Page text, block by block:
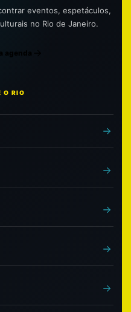
eventos, espetáculos,
no Rio de Janeiro.
agenda
O RIO